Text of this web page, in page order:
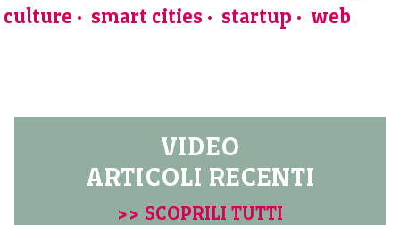
culture
smart cities startup web
VIDEO
ARTICOLI RECENTI
>> SCOPRILI TUTTI